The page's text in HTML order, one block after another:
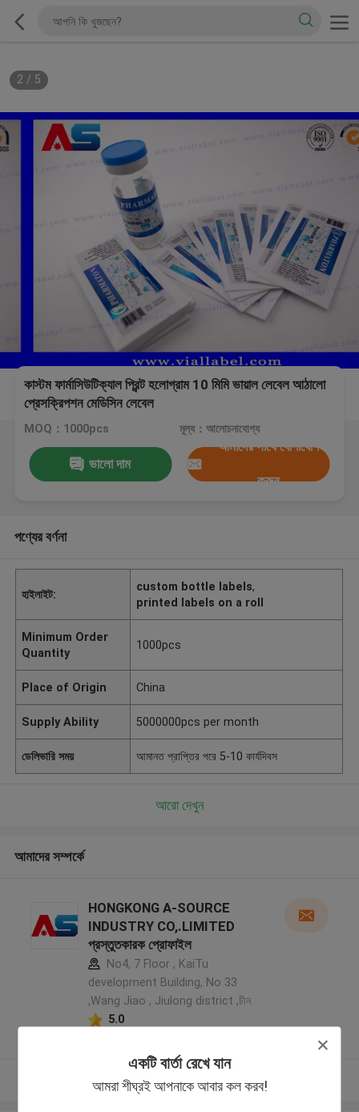
একটি বার্তা রেখে যান
আমরা শীঘ্রই আপনাকে আবার কল করব!
2/ 5
কাস্টম ফার্মাসিউটিক্যাল প্রিন্ট হলোগ্রাম 10 মিমি ভায়াল লেবেল আঠালো
প্রেসক্রিপশন মেডিসিন লেবেল
MOQ：1000pcs মূল্য：আলোচনাযোগ্য
ভালো দাম
আমাদের সাথে যোগাযোগ
করুন
পণ্যের বর্ণনা
হাইলাইট:
custom bottle labels,
printed labels on a roll
Minimum Order
Quantity
1000pcs
Place of Origin China
Supply Ability 5000000pcs per month
ডেলিভারি সময় আমানত প্রাপ্তির পরে 5-10 কার্যদিবস
আরো দেখুন
আমাদের সম্পর্কে
HONGKONG A-SOURCE
INDUSTRY CO,.LIMITED
প্রস্তুতকারক প্রোফাইল
No4, 7 Floor , KaiTu
development Building, No 33
,Wang Jiao , Jiulong district ,চীন
5.0
আরো দেখুন